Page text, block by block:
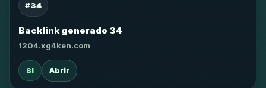
#34
Backlink generado 34
1204.xg4ken.com
SI Abrir